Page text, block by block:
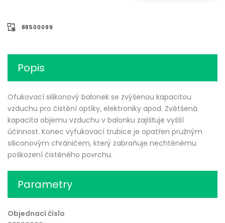
88500099
Popis
Ofukovací silikonový balonek se zvýšenou kapacitou
vzduchu pro čistění optiky, elektroniky apod. Zvětšená
kapacita objemu vzduchu v balonku zajišťuje vyšší
účinnost. Konec vyfukovací trubice je opatřen pružným
siliconovým chráničem, který zabraňuje nechtěnému
poškození čistěného povrchu.
Parametry
Objednací číslo